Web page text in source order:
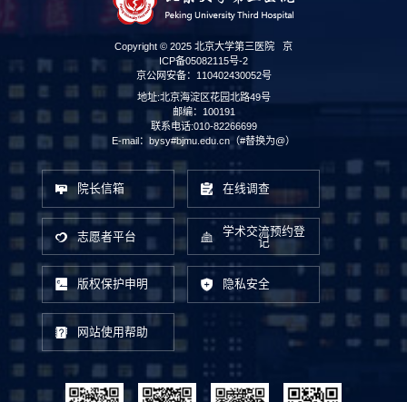
Copyright © 2025 北京大学第三医院 京
ICP备05082115号-2
京公网安备：110402430052号
地址:北京海淀区花园北路49号
邮编：100191
联系电话:010-82266699
E-mail：bysy#bjmu.edu.cn（#替换为@）
院长信箱 在线调查
志愿者平台
学术交流预约登
记
版权保护申明 隐私安全
网站使用帮助